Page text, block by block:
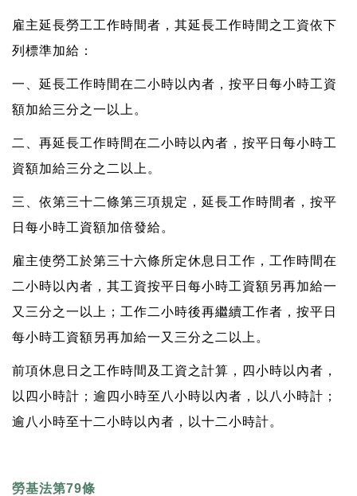
雇主延長勞工工作時間者，其延長工作時間之工資依下
列標準加給：
一、延長工作時間在二小時以內者，按平日每小時工資
額加給三分之一以上。
二、再延長工作時間在二小時以內者，按平日每小時工
資額加給三分之二以上。
三、依第三十二條第三項規定，延長工作時間者，按平
日每小時工資額加倍發給。
雇主使勞工於第三十六條所定休息日工作，工作時間在
二小時以內者，其工資按平日每小時工資額另再加給一
又三分之一以上；工作二小時後再繼續工作者，按平日
每小時工資額另再加給一又三分之二以上。
前項休息日之工作時間及工資之計算，四小時以內者，
以四小時計；逾四小時至八小時以內者，以八小時計；
逾八小時至十二小時以內者，以十二小時計。
勞基法第79條